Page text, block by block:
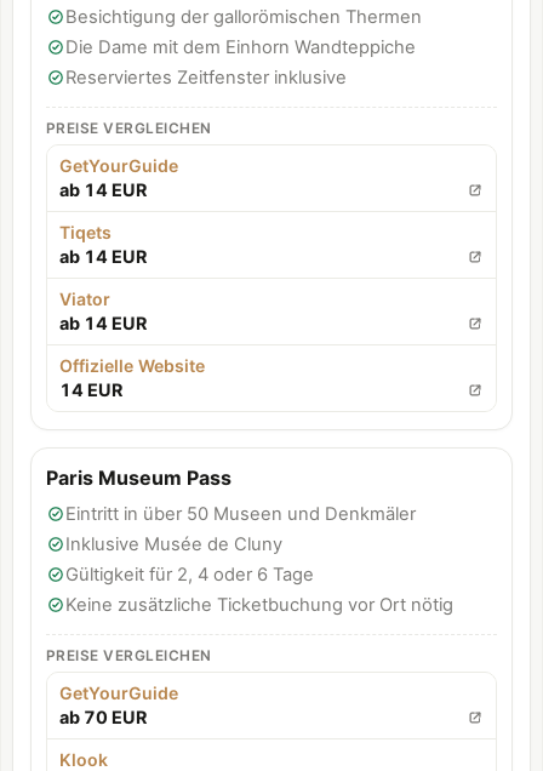
Besichtigung der gallorömischen Thermen
Die Dame mit dem Einhorn Wandteppiche
Reserviertes Zeitfenster inklusive
PREISE VERGLEICHEN
GetYourGuide
ab 14 EUR
Tiqets
ab 14 EUR
Viator
ab 14 EUR
Offizielle Website
14 EUR
Paris Museum Pass
Eintritt in über 50 Museen und Denkmäler
Inklusive Musée de Cluny
Gültigkeit für 2, 4 oder 6 Tage
Keine zusätzliche Ticketbuchung vor Ort nötig
PREISE VERGLEICHEN
GetYourGuide
ab 70 EUR
Klook